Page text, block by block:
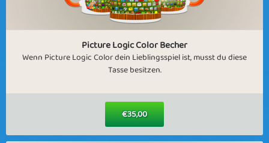
Picture Logic Color Becher
Wenn Picture Logic Color dein Lieblingsspiel ist, musst du diese
Tasse besitzen.
€35,00